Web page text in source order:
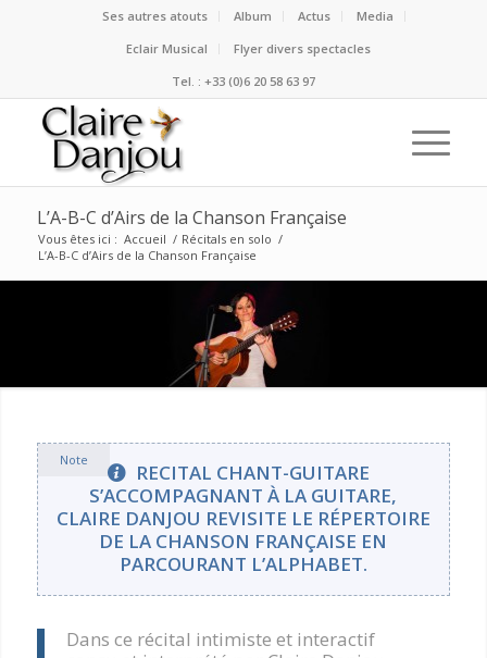
Ses autres atouts Album Actus
Media
Eclair Musical
Flyer divers spectacles
Tel. : +33 (0)6 20 58 63 97
L’A-B-C d’Airs de la Chanson Française
Vous êtes ici : Accueil / Récitals en solo /
L’A-B-C d’Airs de la Chanson Française
Note
RECITAL CHANT-GUITARE
S’ACCOMPAGNANT À LA GUITARE,
CLAIRE DANJOU REVISITE LE RÉPERTOIRE
DE LA CHANSON FRANÇAISE EN
PARCOURANT L’ALPHABET.
Dans ce récital intimiste et interactif